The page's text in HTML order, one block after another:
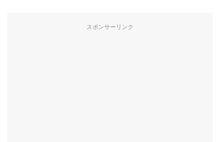
スポンサーリンク